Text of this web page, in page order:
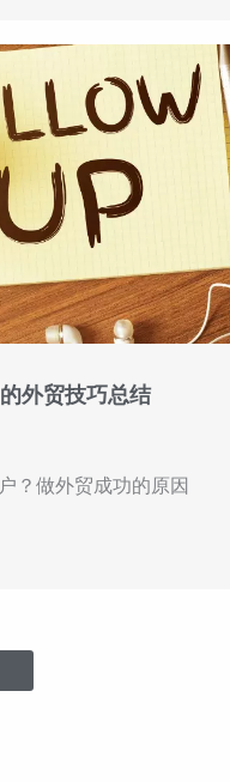
外贸技巧总结
？做外贸成功的原因